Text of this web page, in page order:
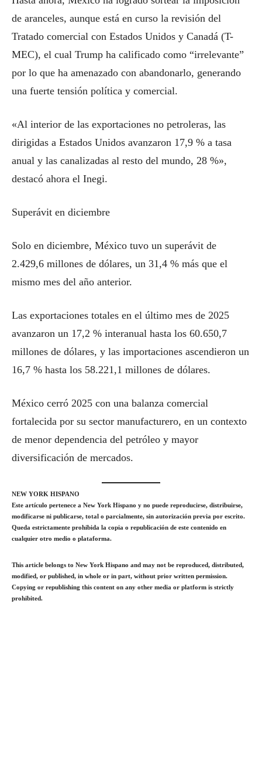
de aranceles, aunque está en curso la revisión del
Tratado comercial con Estados Unidos y Canadá (T-
MEC), el cual Trump ha calificado como “irrelevante”
por lo que ha amenazado con abandonarlo, generando
una fuerte tensión política y comercial.
«Al interior de las exportaciones no petroleras, las
dirigidas a Estados Unidos avanzaron 17,9 % a tasa
anual y las canalizadas al resto del mundo, 28 %»,
destacó ahora el Inegi.
Superávit en diciembre
Solo en diciembre, México tuvo un superávit de
2.429,6 millones de dólares, un 31,4 % más que el
mismo mes del año anterior.
Las exportaciones totales en el último mes de 2025
avanzaron un 17,2 % interanual hasta los 60.650,7
millones de dólares, y las importaciones ascendieron un
16,7 % hasta los 58.221,1 millones de dólares.
México cerró 2025 con una balanza comercial
fortalecida por su sector manufacturero, en un contexto
de menor dependencia del petróleo y mayor
diversificación de mercados.
NEW YORK HISPANO
Este artículo pertenece a New York Hispano y no puede reproducirse, distribuirse,
modificarse ni publicarse, total o parcialmente, sin autorización previa por escrito.
Queda estrictamente prohibida la copia o republicación de este contenido en
cualquier otro medio o plataforma.
This article belongs to New York Hispano and may not be reproduced, distributed,
modified, or published, in whole or in part, without prior written permission.
Copying or republishing this content on any other media or platform is strictly
prohibited.